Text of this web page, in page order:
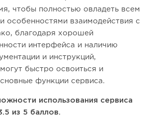
чтобы полностью овладеть всем
особенностями взаимодействия с
благодаря хорошей
интерфейса и наличию
и инструкций,
быстро освоиться и
функции сервиса.
использования сервиса
из 5 баллов.